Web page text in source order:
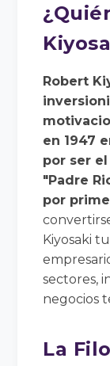
Robert
en 1947
por ser
"Padre
por
Kiyosaki
sectores,
negocios
La